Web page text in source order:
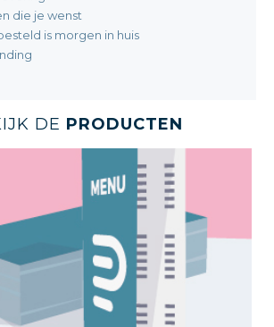
die je wenst
is morgen in huis
DE PRODUCTEN